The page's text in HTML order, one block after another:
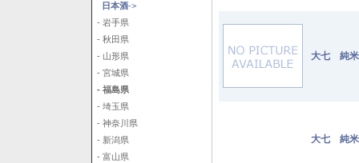
日本酒->
- 岩手県
- 秋田県
- 山形県
- 宮城県
- 福島県
- 埼玉県
- 神奈川県
- 新潟県
- 富山県
大七 純
大七 純